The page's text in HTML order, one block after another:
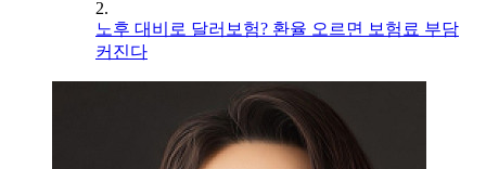
2.
노후 대비로 달러보험? 환율 오르면 보험료 부담
커진다